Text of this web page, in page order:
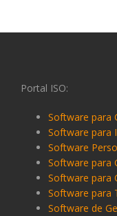
Portal ISO:
Software para
Software para
Software
Software para
Software para
Software para
Software de